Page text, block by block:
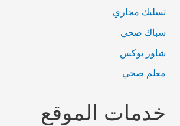
تسليك مجاري
سباك صحي
شاور بوكس
معلم صحي
خدمات الموقع